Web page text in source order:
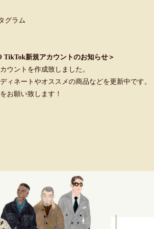
グラム
TikTok新規アカウントのお知らせ＞
ウントを作成致しました。
ィネートやオススメの商品などを更新中です。
お願い致します！